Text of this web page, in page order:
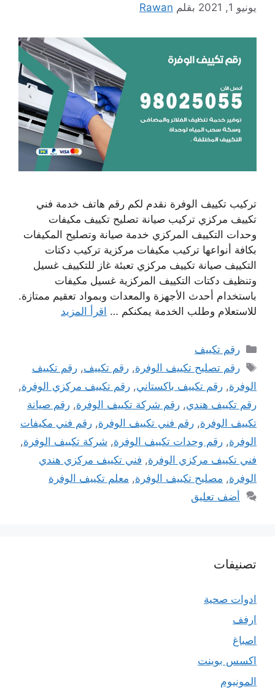
يونيو 1, 2021 بقلم Rawan
تركيب تكييف الوفرة نقدم لكم رقم هاتف خدمة فني
تكييف مركزي تركيب صيانة تصليح تكييف مكيفات
وحدات التكييف المركزي خدمة صيانة وتصليح المكيفات
بكافة أنواعها تركيب مكيفات مركزية تركيب دكتات
التكييف صيانة تكييف مركزي تعبئة غاز للتكييف غسيل
وتنظيف دكتات التكييف المركزية غسيل مكيفات
باستخدام أحدث الأجهزة والمعدات وبمواد تعقيم ممتازة.
للاستعلام وطلب الخدمة يمكنكم … اقرأ المزيد
التصنيفات
رقم تكييف
الوسوم
رقم تصليح تكييف الوفرة,رقم تكييف,رقم تكييف
الوفرة, رقم تكييف باكستاني, رقم تكييف مركزي الوفرة,
رقم تكييف هندي, رقم شركة تكييف الوفرة, رقم صيانة
تكييف الوفرة, رقم فني تكييف الوفرة, رقم فني مكيفات
الوفرة, رقم وحدات تكييف الوفرة, شركة تكييف الوفرة,
فني تكييف مركزي الوفرة, فني تكييف مركزي هندي
الوفرة, مصليح تكييف الوفرة, معلم تكييف الوفرة
أضف تعليق
تصنيفات
ادوات صحية
ارفف
اصباغ
اكسس بوينت
المونيوم